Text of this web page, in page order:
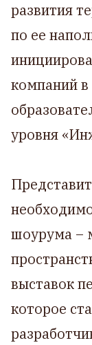
развития
по ее
компаний в
уровня
шоурума –
выставок
которое